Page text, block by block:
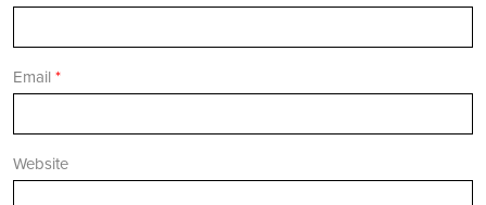
Email *
Website